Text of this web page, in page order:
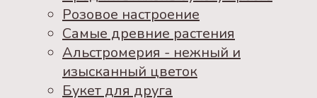
Розовое настроение
Самые древние растения
Альстромерия - нежный и
изысканный цветок
Букет для друга